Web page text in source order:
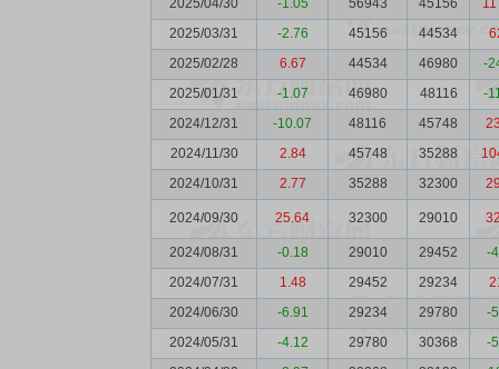
2025/04/30
-1.05 56943 45156
2025/03/31
-2.76 45156 44534
2025/02/28
6.67 44534 46980
-
2025/01/31
-1.07 46980 48116
-
2024/12/31
-10.07 48116 45748
2024/11/30
2.84 45748 35288
2024/10/31
2.77 35288 32300
2024/09/30 25.64 32300 29010
2024/08/31 -0.18 29010 29452
-
2024/07/31
1.48 29452 29234
2024/06/30
-6.91 29234 29780
-
2024/05/31
-4.12 29780 30368
-